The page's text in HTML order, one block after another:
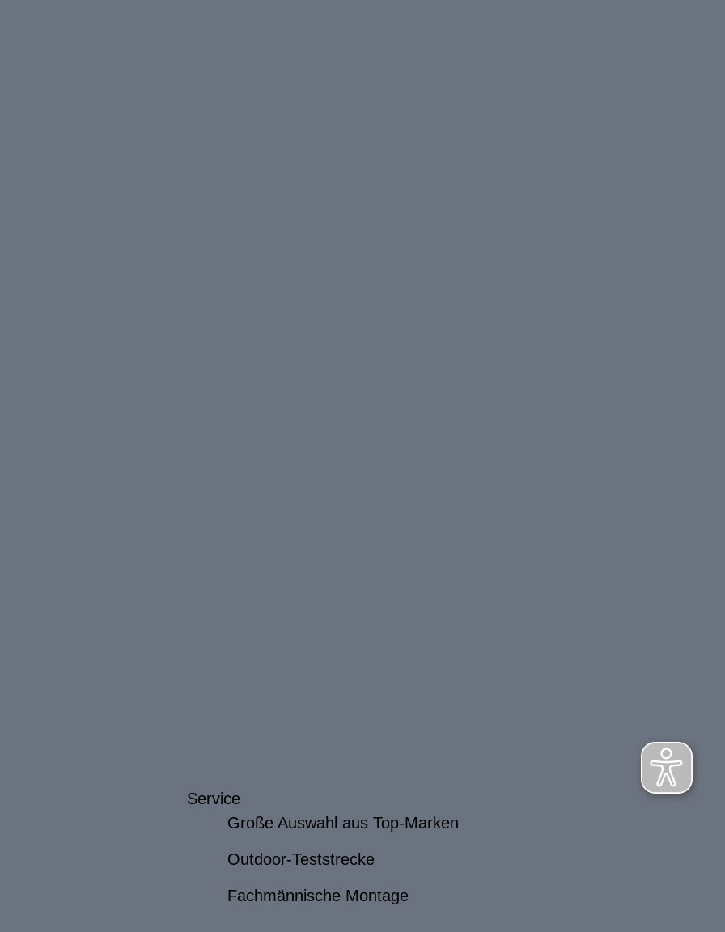
Service
Große Auswahl aus Top-Marken
Outdoor-Teststrecke
Fachmännische Montage